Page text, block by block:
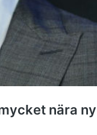
nära